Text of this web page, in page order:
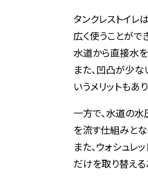
タンクレストイレ
広く使うことがで
水道から直接水
また、凹凸が少
いうメリットもあり
一方で、水道の
を流す仕組みと
また、ウォシュレ
だけを取り替え